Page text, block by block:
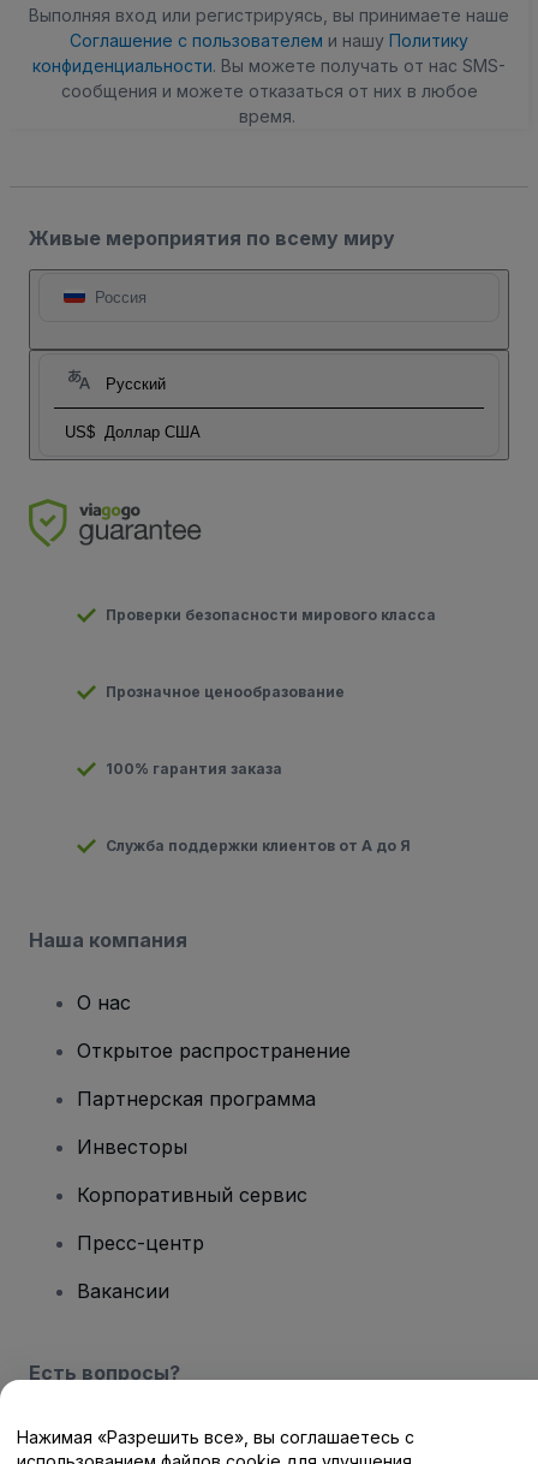
Выполняя вход или регистрируясь, вы принимаете наше
Соглашение с пользователем и нашу Политику
конфиденциальности. Вы можете получать от нас SMS-
сообщения и можете отказаться от них в любое
время.
Живые мероприятия по всему миру
Россия
Русский
US$ Доллар США
Проверки безопасности мирового класса
Прозначное ценообразование
100% гарантия заказа
Служба поддержки клиентов от А до Я
Наша компания
О нас
Открытое распространение
Партнерская программа
Инвесторы
Корпоративный сервис
Пресс-центр
Вакансии
Есть вопросы?
Центр помощи / Свяжитесь с нами
Нажимая «Разрешить все», вы соглашаетесь с